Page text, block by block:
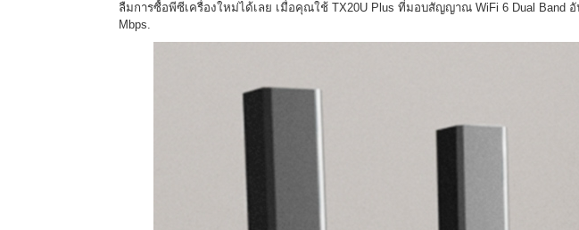
ลืมการซื้อพีซีเครื่องใหม่ได้เลย เมื่อคุณใช้ TX20U Plus ที่มอบสัญญาณ WiFi 6 Dual Band
Mbps.